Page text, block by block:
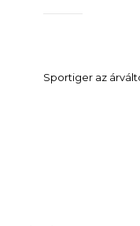
Sportiger az